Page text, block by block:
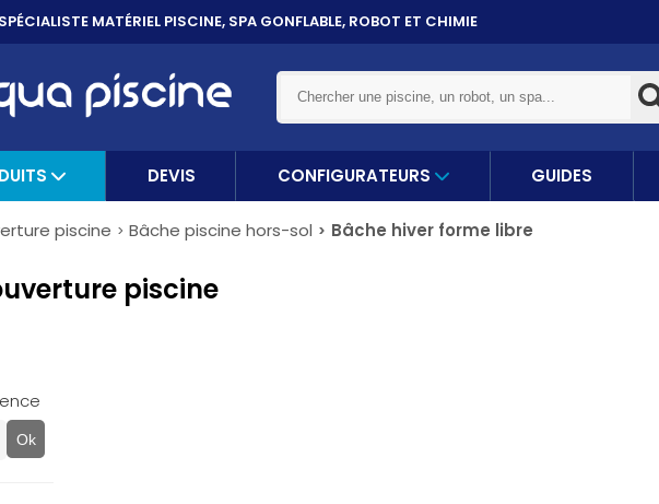
PAYER EN 3X, 4X ET 10XSANS FRAIS PAR CARTE BANCAIRE
DEVIS CONFIGURATEURS GUIDES
piscine Bâche piscine hors-sol Bâche hiver forme libre
piscine
Ok